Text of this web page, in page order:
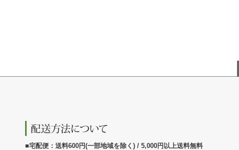
■宅配便：送料600円(一部地域を除く) / 5,000円以上送料無料